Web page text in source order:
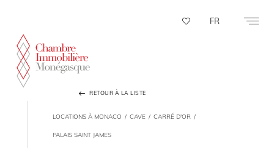
FR
RETOUR À LA LISTE
LOCATIONS À MONACO CAVE CARRÉ D'OR
PALAIS SAINT JAMES